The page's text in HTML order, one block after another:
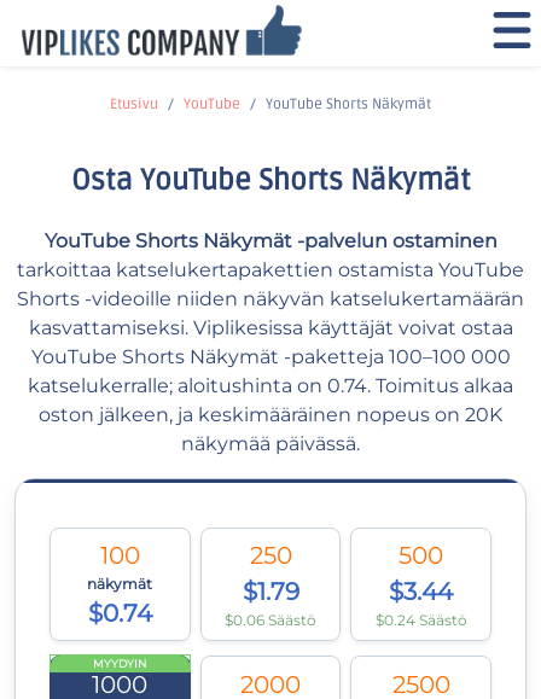
Etusivu YouTube YouTube Shorts Näkymät
Osta YouTube Shorts Näkymät
YouTube Shorts Näkymät -palvelun ostaminen
tarkoittaa katselukertapakettien ostamista YouTube
Shorts -videoille niiden näkyvän katselukertamäärän
kasvattamiseksi. Viplikesissa käyttäjät voivat ostaa
YouTube Shorts Näkymät -paketteja 100–100 000
katselukerralle; aloitushinta on 0.74. Toimitus alkaa
oston jälkeen, ja keskimääräinen nopeus on 20K
näkymää päivässä.
100
näkymät
$0.74
250
$1.79
$0.06 Säästö
500
$3.44
$0.24 Säästö
MYYDYIN
1000
2000
2500